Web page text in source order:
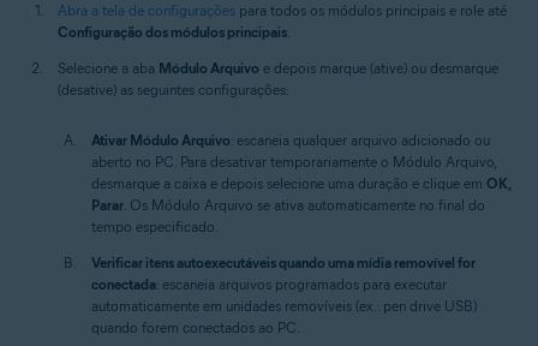
Abra a tela de configurações para todos os módulos principais e role até
Configuração dos módulos principais.
Selecione a aba Módulo Arquivo e depois marque (ative) ou desmarque
(desative) as seguintes configurações:
Ativar Módulo Arquivo: escaneia qualquer arquivo adicionado ou
aberto no PC. Para desativar temporariamente o Módulo Arquivo,
desmarque a caixa e depois selecione uma duração e clique em OK,
Parar. Os Módulo Arquivo se ativa automaticamente no final do
tempo especificado.
Verificar itens autoexecutáveis quando uma mídia removível for
conectada: escaneia arquivos programados para executar
automaticamente em unidades removíveis (ex.: pen drive USB)
quando forem conectados ao PC.